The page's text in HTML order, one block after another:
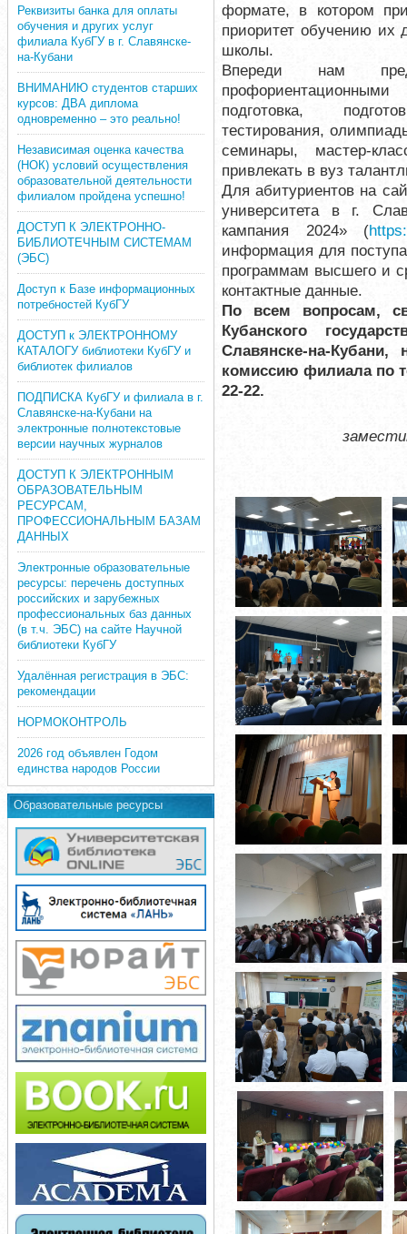
Реквизиты банка для оплаты
обучения и других услуг
филиала КубГУ в г. Славянске-
на-Кубани
ВНИМАНИЮ студентов старших
курсов: ДВА диплома
одновременно – это реально!
Независимая оценка качества
(НОК) условий осуществления
образовательной деятельности
филиалом пройдена успешно!
ДОСТУП К ЭЛЕКТРОННО-
БИБЛИОТЕЧНЫМ СИСТЕМАМ
(ЭБС)
Доступ к Базе информационных
потребностей КубГУ
ДОСТУП к ЭЛЕКТРОННОМУ
КАТАЛОГУ библиотеки КубГУ и
библиотек филиалов
ПОДПИСКА КубГУ и филиала в г.
Славянске-на-Кубани на
электронные полнотекстовые
версии научных журналов
ДОСТУП К ЭЛЕКТРОННЫМ
ОБРАЗОВАТЕЛЬНЫМ
РЕСУРСАМ,
ПРОФЕССИОНАЛЬНЫМ БАЗАМ
ДАННЫХ
Электронные образовательные
ресурсы: перечень доступных
российских и зарубежных
профессиональных баз данных
(в т.ч. ЭБС) на сайте Научной
библиотеки КубГУ
Удалённая регистрация в ЭБС:
рекомендации
НОРМОКОНТРОЛЬ
2026 год объявлен Годом
единства народов России
Образовательные ресурсы
формате, в котором
приоритет обучению их
школы.
Впереди нам
подготовка,
тестирования,
семинары, мастер-
привлекать в вуз
Для абитуриентов на
университета в г.
кампания 2024» (
информация для
программам высшего и
контактные данные.
По всем вопросам,
Кубанского
Славянске-на-
комиссию филиала по
22-22.